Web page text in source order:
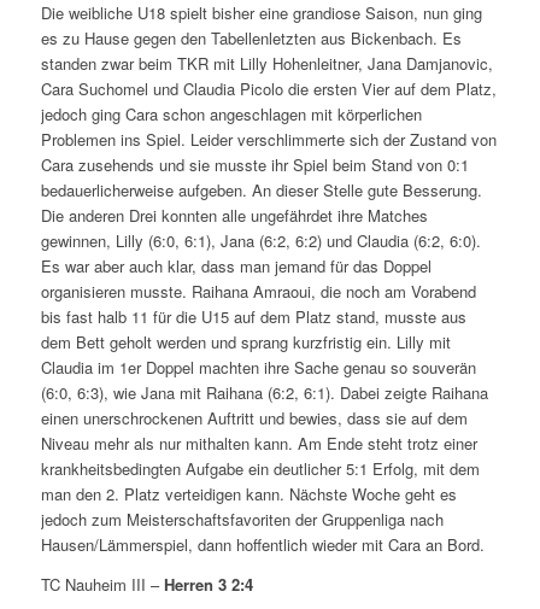
Die weibliche U18 spielt bisher eine grandiose Saison, nun ging
es zu Hause gegen den Tabellenletzten aus Bickenbach. Es
standen zwar beim TKR mit Lilly Hohenleitner, Jana Damjanovic,
Cara Suchomel und Claudia Picolo die ersten Vier auf dem Platz,
jedoch ging Cara schon angeschlagen mit körperlichen
Problemen ins Spiel. Leider verschlimmerte sich der Zustand von
Cara zusehends und sie musste ihr Spiel beim Stand von 0:1
bedauerlicherweise aufgeben. An dieser Stelle gute Besserung.
Die anderen Drei konnten alle ungefährdet ihre Matches
gewinnen, Lilly (6:0, 6:1), Jana (6:2, 6:2) und Claudia (6:2, 6:0).
Es war aber auch klar, dass man jemand für das Doppel
organisieren musste. Raihana Amraoui, die noch am Vorabend
bis fast halb 11 für die U15 auf dem Platz stand, musste aus
dem Bett geholt werden und sprang kurzfristig ein. Lilly mit
Claudia im 1er Doppel machten ihre Sache genau so souverän
(6:0, 6:3), wie Jana mit Raihana (6:2, 6:1). Dabei zeigte Raihana
einen unerschrockenen Auftritt und bewies, dass sie auf dem
Niveau mehr als nur mithalten kann. Am Ende steht trotz einer
krankheitsbedingten Aufgabe ein deutlicher 5:1 Erfolg, mit dem
man den 2. Platz verteidigen kann. Nächste Woche geht es
jedoch zum Meisterschaftsfavoriten der Gruppenliga nach
Hausen/Lämmerspiel, dann hoffentlich wieder mit Cara an Bord.
TC Nauheim III – Herren 3 2:4